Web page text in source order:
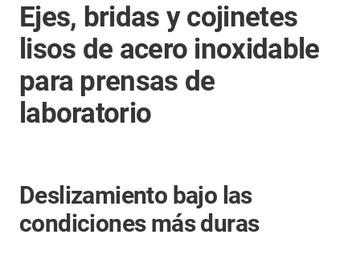
Ejes, bridas y cojinetes
lisos de acero inoxidable
para prensas de
laboratorio
Deslizamiento bajo las
condiciones más duras